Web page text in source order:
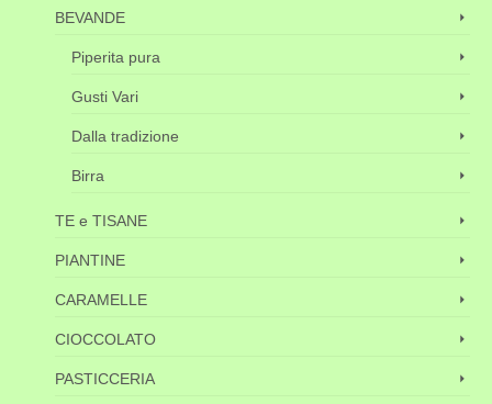
BEVANDE
Piperita pura
Gusti Vari
Dalla tradizione
Birra
TE e TISANE
PIANTINE
CARAMELLE
CIOCCOLATO
PASTICCERIA